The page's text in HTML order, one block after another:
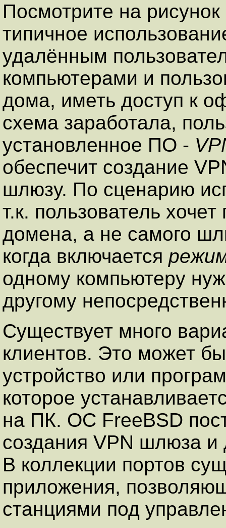
Посмотрите на
типичное
удалённым
компьютерами и
дома, иметь доступ к
схема заработала,
установленное ПО -
обеспечит создание
шлюзу. По сценарию
т.к. пользователь
домена, а не самого
когда включается
одному компьютеру
другому
Существует много
клиентов. Это может
устройство или
которое
на ПК. ОС FreeBSD
создания VPN шлюза и
В коллекции портов
приложения,
станциями под